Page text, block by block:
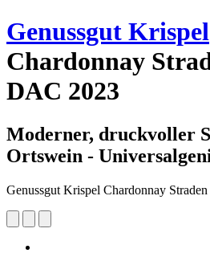
Genussgut Krispel
Chardonnay
DAC 2023
Moderner, druckvoller
Ortswein -
Genussgut Krispel Chardonnay